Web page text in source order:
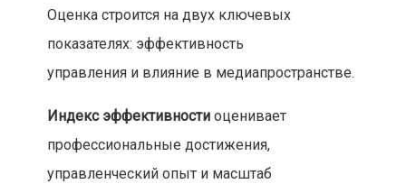
Оценка строится на двух ключевых
показателях: эффективность
управления и влияние в медиапространстве.
Индекс эффективностиоценивает
профессиональные достижения,
управленческий опыт и масштаб